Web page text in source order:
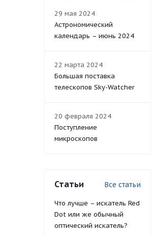
29 мая 2024
Астрономический
календарь – июнь 2024
22 марта 2024
Большая поставка
телескопов Sky-Watcher
20 февраля 2024
Поступление
микроскопов
Статьи Все статьи
Что лучше – искатель Red
Dot или же обычный
оптический искатель?